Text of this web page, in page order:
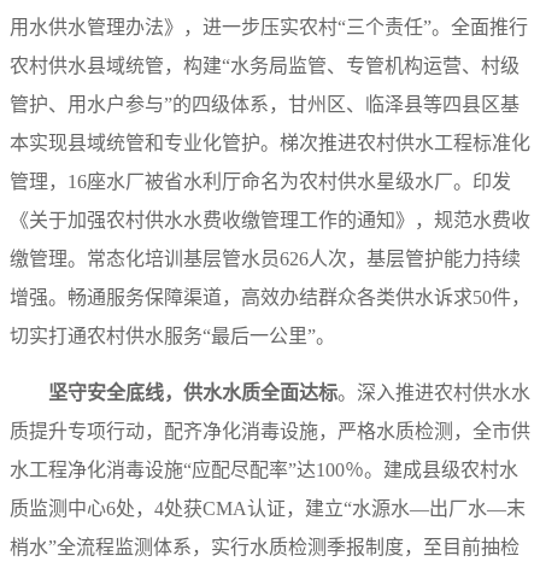
用水供水管理办法》，进一步压实农村“三个责任”。全面推行
农村供水县域统管，构建“水务局监管、专管机构运营、村级
管护、用水户参与”的四级体系，甘州区、临泽县等四县区基
本实现县域统管和专业化管护。梯次推进农村供水工程标准化
管理，16座水厂被省水利厅命名为农村供水星级水厂。印发
《关于加强农村供水水费收缴管理工作的通知》，规范水费收
缴管理。常态化培训基层管水员626人次，基层管护能力持续
增强。畅通服务保障渠道，高效办结群众各类供水诉求50件，
切实打通农村供水服务“最后一公里”。
坚守安全底线，供水水质全面达标。深入推进农村供水水
质提升专项行动，配齐净化消毒设施，严格水质检测，全市供
水工程净化消毒设施“应配尽配率”达100％。建成县级农村水
质监测中心6处，4处获CMA认证，建立“水源水—出厂水—末
梢水”全流程监测体系，实行水质检测季报制度，至目前抽检